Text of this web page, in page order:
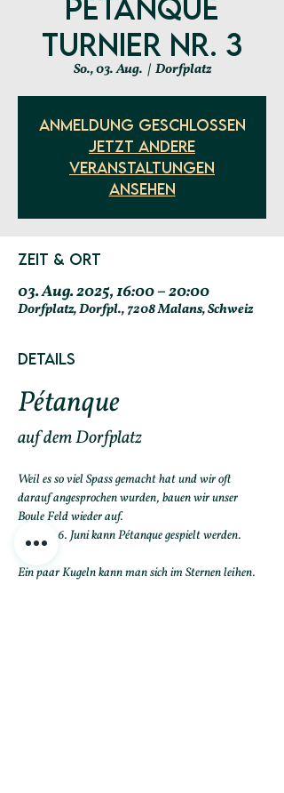
Pétanque
Turnier Nr. 3
So., 03. Aug.
  |
Dorfplatz
Anmeldung geschlossen
Jetzt andere
Veranstaltungen
ansehen
Zeit & Ort
03. Aug. 2025, 16:00 – 20:00
Dorfplatz, Dorfpl., 7208 Malans, Schweiz
Details
Pétanque
auf dem Dorfplatz
Weil es so viel Spass gemacht hat und wir oft
darauf angesprochen wurden, bauen wir unser
Boule Feld wieder auf.
Ab dem 6. Juni kann Pétanque gespielt werden.
Ein paar Kugeln kann man sich im Sternen leihen.